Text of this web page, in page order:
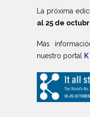
La próxima
al 25 de
Más
nuestro portal